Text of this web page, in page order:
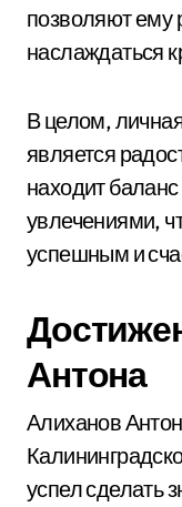
позволяют ему
наслаждаться
В целом,
является
находит
увлечениями,
успешным и
Антона
Алиханов
успел сделать